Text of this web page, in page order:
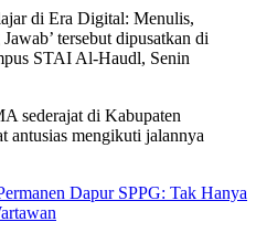
di Era Digital: Menulis,
tersebut dipusatkan di
STAI Al-Haudl, Senin
sederajat di Kabupaten
antusias mengikuti jalannya
Dapur SPPG: Tak Hanya